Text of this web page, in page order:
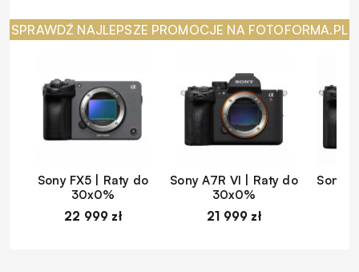
SPRAWDŹ NAJLEPSZE PROMOCJE NA FOTOFORMA.PL
Sony FX5 | Raty do
30x0%
22 999 zł
Sony A7R VI | Raty do
30x0%
21 999 zł
Sony